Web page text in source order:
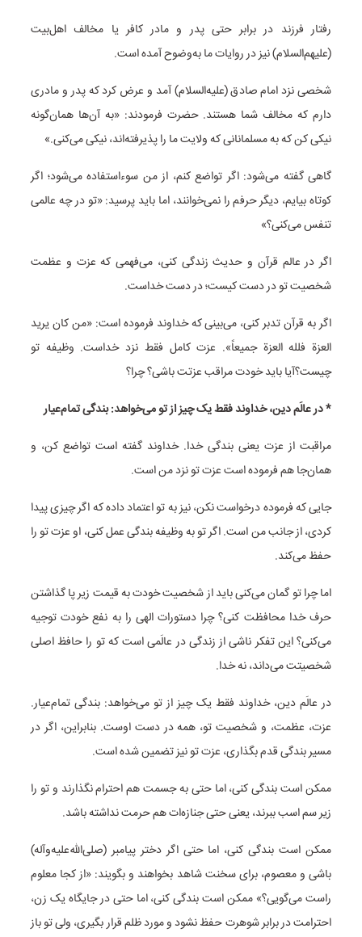
رفتار فرزند در برابر حتی پدر و مادر کافر یا مخالف اهل‌بیت
(علیهم‌السلام) نیز در روایات ما به‌وضوح آمده است.
شخصی نزد امام صادق (علیه‌السلام) آمد و عرض کرد که پدر و مادری
دارم که مخالف شما هستند. حضرت فرمودند: «به آن‌ها همان‌گونه
نیکی کن که به مسلمانانی که ولایت ما را پذیرفته‌اند، نیکی می‌کنی.»
گاهی گفته می‌شود: اگر تواضع کنم، از من سوءاستفاده می‌شود؛ اگر
کوتاه بیایم، دیگر حرفم را نمی‌خوانند، اما باید پرسید: «تو در چه عالمی
تنفس می‌کنی؟»
اگر در عالم قرآن و حدیث زندگی کنی، می‌فهمی که عزت و عظمت
شخصیت تو در دست کیست؛ در دست خداست.
اگر به قرآن تدبر کنی، می‌بینی که خداوند فرموده است: «من کان یرید
العزة فلله العزة جمیعاً». عزت کامل فقط نزد خداست. وظیفه تو
چیست؟آیا باید خودت مراقب عزتت باشی؟ چرا؟
* در عالَم دین، خداوند فقط یک چیز از تو می‌خواهد: بندگی تمام‌عیار
مراقبت از عزت یعنی بندگی خدا. خداوند گفته است تواضع کن، و
همان‌جا هم فرموده است عزت تو نزد من است.
جایی که فرموده درخواست نکن، نیز به تو اعتماد داده که اگر چیزی پیدا
کردی، از جانب من است. اگر تو به وظیفه بندگی عمل کنی، او عزت تو را
حفظ می‌کند.
اما چرا تو گمان می‌کنی باید از شخصیت خودت به قیمت زیر پا گذاشتن
حرف خدا محافظت کنی؟ چرا دستورات الهی را به نفع خودت توجیه
می‌کنی؟ این تفکر ناشی از زندگی در عالَمی است که تو را حافظ اصلی
شخصیتت می‌داند، نه خدا.
در عالَم دین، خداوند فقط یک چیز از تو می‌خواهد: بندگی تمام‌عیار.
عزت، عظمت، و شخصیت تو، همه در دست اوست. بنابراین، اگر در
مسیر بندگی قدم بگذاری، عزت تو نیز تضمین شده است.
ممکن است بندگی کنی، اما حتی به جسمت هم احترام نگذارند و تو را
زیر سم اسب ببرند، یعنی حتی جنازه‌ات هم حرمت نداشته باشد.
ممکن است بندگی کنی، اما حتی اگر دختر پیامبر (صلی‌الله‌علیه‌وآله)
باشی و معصوم، برای سخنت شاهد بخواهند و بگویند: «از کجا معلوم
راست می‌گویی؟» ممکن است بندگی کنی، اما حتی در جایگاه یک زن،
احترامت در برابر شوهرت حفظ نشود و مورد ظلم قرار بگیری، ولی تو باز